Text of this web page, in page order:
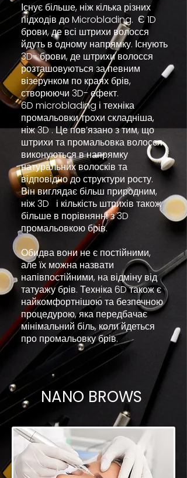
Існує більше, ніж кілька різних
підходів до Microblading. Є 1D
брови, де всі штрихи волосся
йдуть в одному напрямку. Існують
3D- брови, де штрихи волосся
розташовуються за певним
візерунком по краях брів,
створюючи 3D- ефект.
6D microblading і техніка
промальовки трохи складніша,
ніж 3D . Це пов’язано з тим, що
штрихи та промальовка волосся
виконуються в напрямку
натуральних волосків та
відповідно до структури росту.
Він виглядає більш природним,
ніж 3D і кількість штрихів також
більше в порівнянні з 3D
промальовкою брів.
Обидва вони не є постійними,
але їх можна назвати
напівпостійними, на відміну від
татуажу брів. Техніка 6D також є
найкомфортнішою та безпечною
процедурою, яка передбачає
мінімальний біль, коли йдеться
про промальовку брів.
NANO BROWS